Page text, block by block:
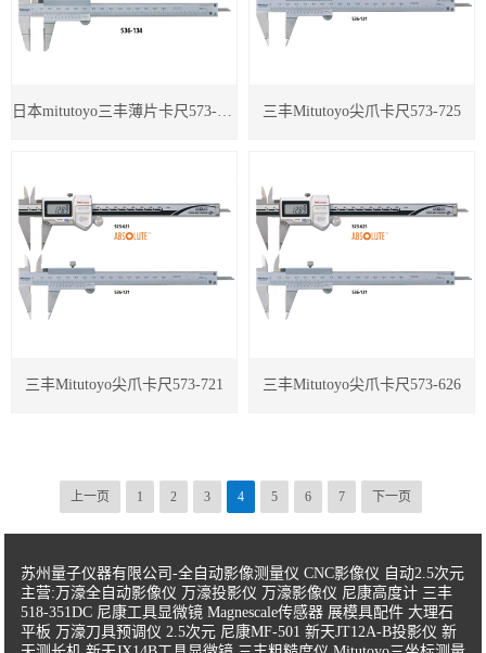
日本mitutoyo三丰薄片卡尺573-634 三丰Mitutoyo尖爪卡尺573-725
三丰Mitutoyo尖爪卡尺573-721 三丰Mitutoyo尖爪卡尺573-626
上一页 1 2 3 4 5 6 7 下一页
苏州量子仪器有限公司-全自动影像测量仪 CNC影像仪 自动2.5次元
主营:万濠全自动影像仪 万濠投影仪 万濠影像仪 尼康高度计 三丰
518-351DC 尼康工具显微镜 Magnescale传感器 展模具配件 大理石
平板 万濠刀具预调仪 2.5次元 尼康MF-501 新天JT12A-B投影仪 新